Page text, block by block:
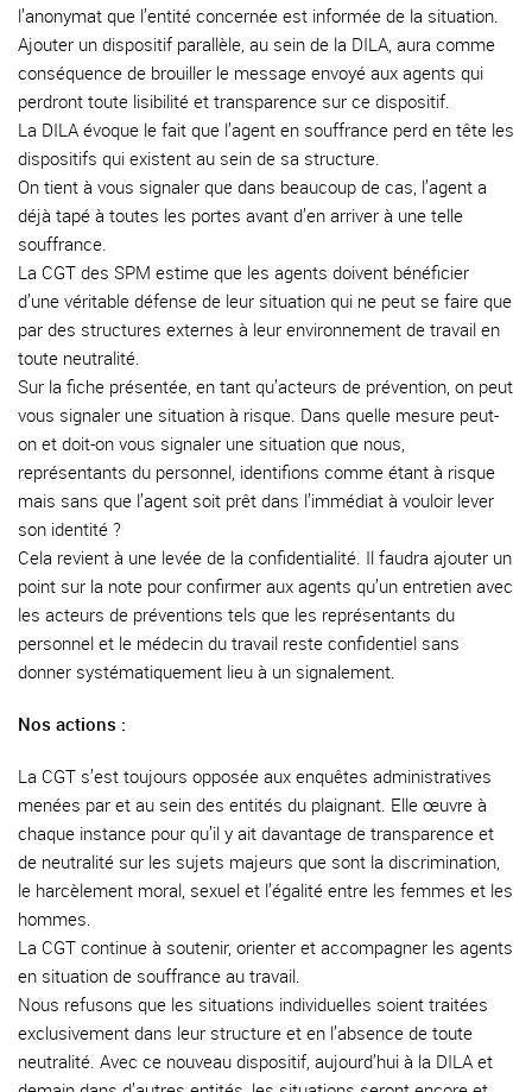
l’anonymat que l’entité concernée est informée de la situation.
Ajouter un dispositif parallèle, au sein de la DILA, aura comme
conséquence de brouiller le message envoyé aux agents qui
perdront toute lisibilité et transparence sur ce dispositif.
La DILA évoque le fait que l’agent en souffrance perd en tête les
dispositifs qui existent au sein de sa structure.
On tient à vous signaler que dans beaucoup de cas, l’agent a
déjà tapé à toutes les portes avant d’en arriver à une telle
souffrance.
La CGT des SPM estime que les agents doivent bénéficier
d’une véritable défense de leur situation qui ne peut se faire que
par des structures externes à leur environnement de travail en
toute neutralité.
Sur la fiche présentée, en tant qu’acteurs de prévention, on peut
vous signaler une situation à risque. Dans quelle mesure peut-
on et doit-on vous signaler une situation que nous,
représentants du personnel, identifions comme étant à risque
mais sans que l’agent soit prêt dans l’immédiat à vouloir lever
son identité ?
Cela revient à une levée de la confidentialité. Il faudra ajouter un
point sur la note pour confirmer aux agents qu’un entretien avec
les acteurs de préventions tels que les représentants du
personnel et le médecin du travail reste confidentiel sans
donner systématiquement lieu à un signalement.
Nos actions :
La CGT s’est toujours opposée aux enquêtes administratives
menées par et au sein des entités du plaignant. Elle œuvre à
chaque instance pour qu’il y ait davantage de transparence et
de neutralité sur les sujets majeurs que sont la discrimination,
le harcèlement moral, sexuel et l’égalité entre les femmes et les
hommes.
La CGT continue à soutenir, orienter et accompagner les agents
en situation de souffrance au travail.
Nous refusons que les situations individuelles soient traitées
exclusivement dans leur structure et en l’absence de toute
neutralité. Avec ce nouveau dispositif, aujourd’hui à la DILA et